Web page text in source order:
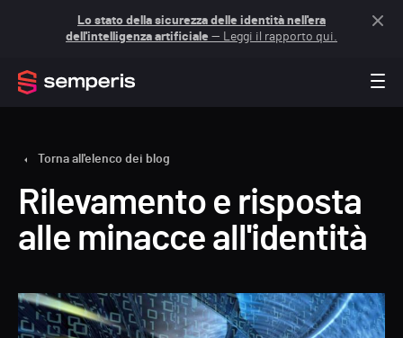
Lo stato della sicurezza delle identità nell'era
dell'intelligenza artificiale — Leggi il rapporto qui.
Torna all'elenco dei blog
Rilevamento e risposta
alle minacce all'identità